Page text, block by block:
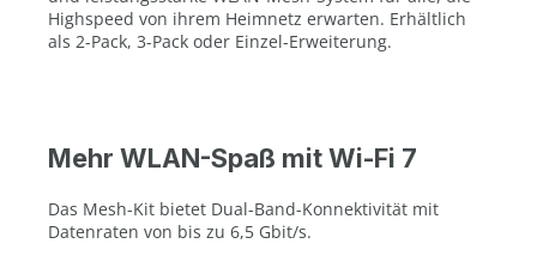
Highspeed von ihrem Heimnetz erwarten. Erhältlich
als 2-Pack, 3-Pack oder Einzel-Erweiterung.
Mehr WLAN-Spaß mit Wi-Fi 7
Das Mesh-Kit bietet Dual-Band-Konnektivität mit
Datenraten von bis zu 6,5 Gbit/s.